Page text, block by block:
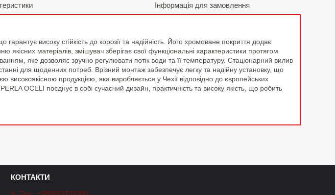
Інформація для замовлення
високу стійкість до корозії та надійність. Його хромоване покриття додає
матеріалів, змішувач зберігає свої функціональні характеристики протягом
яке дозволяє зручно регулювати потік води та її температуру. Стаціонарний вилив
для щоденних потреб. Врізний монтаж забезпечує легку та надійну установку, що
продукцією, яка виробляється у Чехії відповідно до європейських
OCELI поєднує в собі сучасний дизайн, практичність та високу якість, що робить
КОНТАКТИ